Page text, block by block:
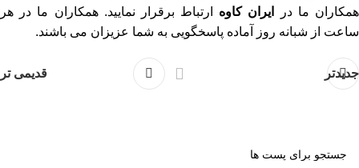
همکاران ما در
ایران کاوه ارتباط برقرار نمایید. همکاران ما در هر
ساعت از شبانه روز آماده پاسخگویی به شما عزیزان می ‌باشند.
جدیدتر قدیمی تر